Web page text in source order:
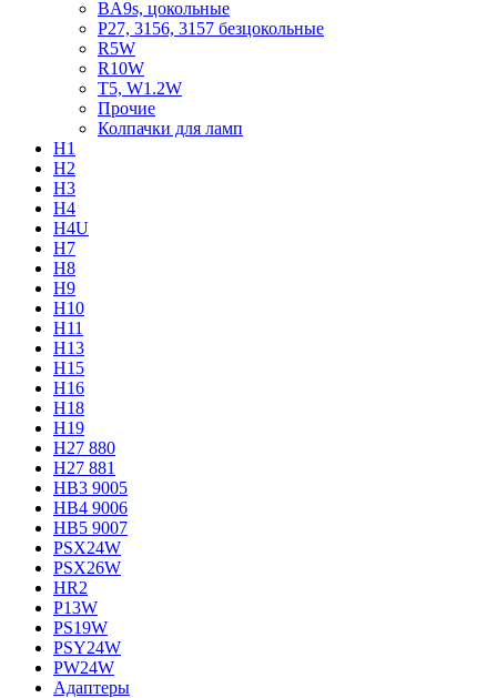
BA9s, цокольные
P27, 3156, 3157 безцокольные
R5W
R10W
T5, W1.2W
Прочие
Колпачки для ламп
H1
H2
H3
H4
H4U
H7
H8
H9
H10
H11
H13
H15
H16
H18
H19
H27 880
H27 881
HB3 9005
HB4 9006
HB5 9007
PSX24W
PSX26W
HR2
P13W
PS19W
PSY24W
PW24W
Адаптеры